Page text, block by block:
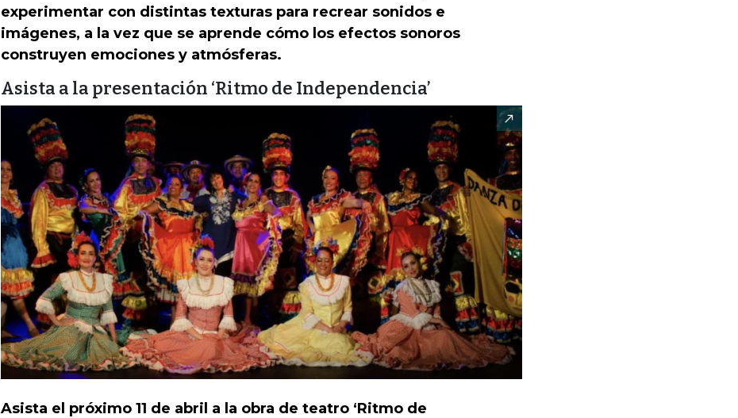
experimentar con distintas texturas para recrear sonidos e
imágenes, a la vez que se aprende cómo los efectos sonoros
construyen emociones y atmósferas.
Asista a la presentación ‘Ritmo de Independencia’
Asista el próximo 11 de abril a la obra de teatro ‘Ritmo de